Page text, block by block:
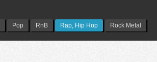
Pop RnB Rap, Hip Hop Rock Metal